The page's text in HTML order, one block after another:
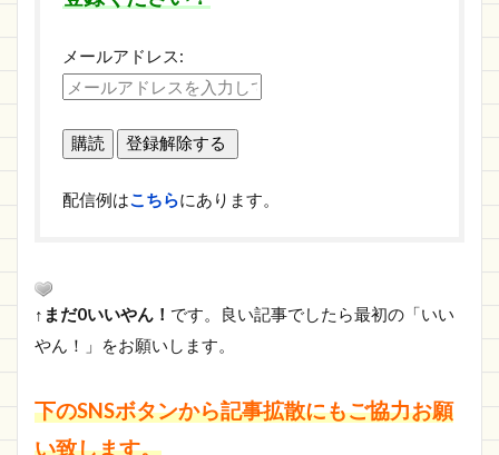
メールアドレス:
配信例はこちらにあります。
↑まだ0いいやん！ です。良い記事でしたら最初の「いい
やん！」をお願いします。
下のSNSボタンから記事拡散にもご協力お願
い致します。